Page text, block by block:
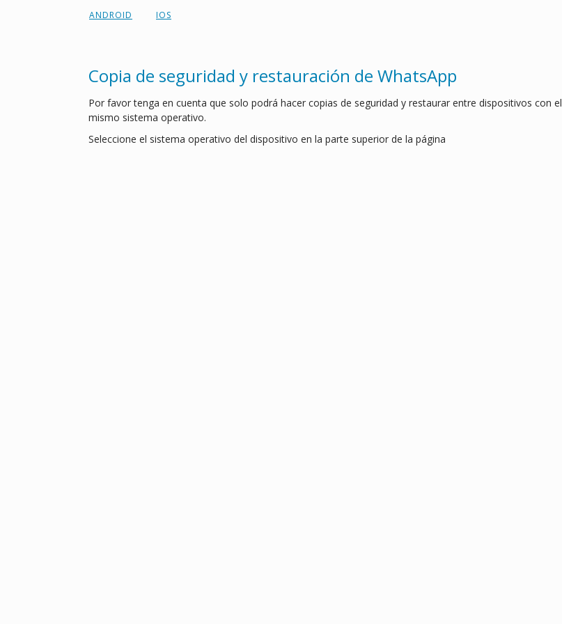
ANDROID IOS
Copia de seguridad y restauración de WhatsApp
Por favor tenga en cuenta que solo podrá hacer copias de seguridad y restaurar entre dispositivos con el
mismo sistema operativo.
Seleccione el sistema operativo del dispositivo en la parte superior de la página